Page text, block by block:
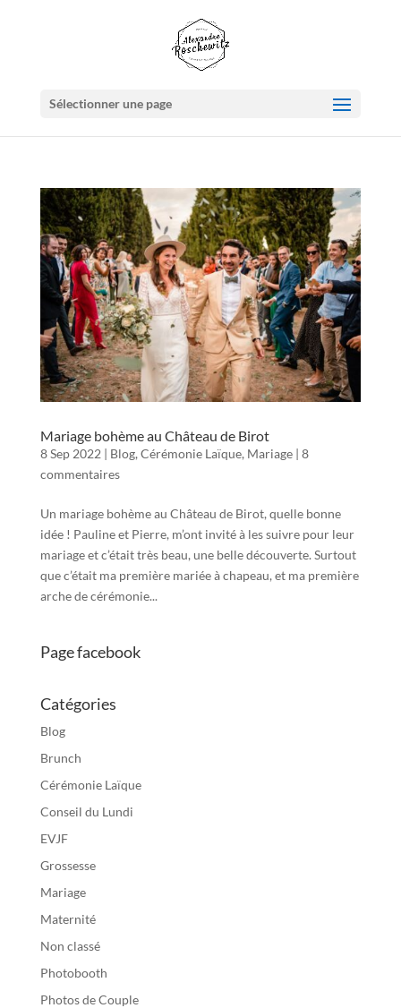
Sélectionner une page
Mariage bohème au Château de Birot
8 Sep 2022 | Blog, Cérémonie Laïque, Mariage| 8
commentaires
Un mariage bohème au Château de Birot, quelle bonne
idée ! Pauline et Pierre, m’ont invité à les suivre pour leur
mariage et c’était très beau, une belle découverte. Surtout
que c’était ma première mariée à chapeau, et ma première
arche de cérémonie...
Page facebook
Catégories
Blog
Brunch
Cérémonie Laïque
Conseil du Lundi
EVJF
Grossesse
Mariage
Maternité
Non classé
Photobooth
Photos de Couple